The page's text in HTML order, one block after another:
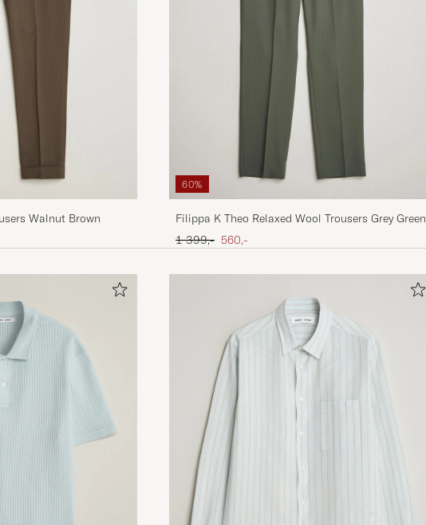
Walnut Brown
60%
Filippa K Theo Relaxed Wool Trousers Grey Green
Ordinary pris
1 399,- Nedsat pris
560,-